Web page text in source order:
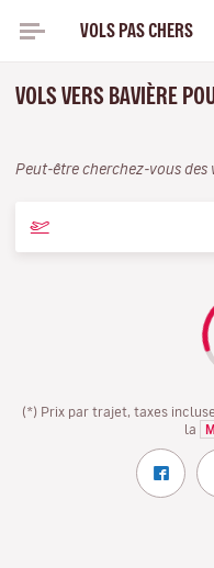
VOLS PAS CHERS
VOLS VERS BAVIÈRE
Peut-être cherchez-vous des
(*) Prix par trajet, taxes
la